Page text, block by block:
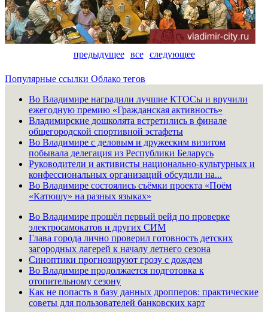
предыдущее все следующее
Популярные ссылки Облако тегов
Во Владимире наградили лучшие КТОСы и вручили
ежегодную премию «Гражданская активность»
Владимирские дошколята встретились в финале
общегородской спортивной эстафеты
Во Владимире с деловым и дружеским визитом
побывала делегация из Республики Беларусь
Руководители и активисты национально-культурных и
конфессиональных организаций обсудили на...
Во Владимире состоялись съёмки проекта «Поём
«Катюшу» на разных языках»
Во Владимире прошёл первый рейд по проверке
электросамокатов и других СИМ
Глава города лично проверил готовность детских
загородных лагерей к началу летнего сезона
Синоптики прогнозируют грозу с дождем
Во Владимире продолжается подготовка к
отопительному сезону
Как не попасть в базу данных дропперов: практические
советы для пользователей банковских карт